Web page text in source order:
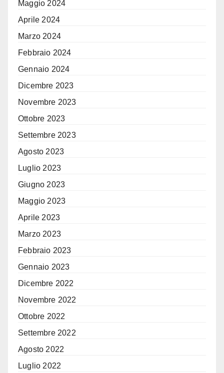
Maggio 2024
Aprile 2024
Marzo 2024
Febbraio 2024
Gennaio 2024
Dicembre 2023
Novembre 2023
Ottobre 2023
Settembre 2023
Agosto 2023
Luglio 2023
Giugno 2023
Maggio 2023
Aprile 2023
Marzo 2023
Febbraio 2023
Gennaio 2023
Dicembre 2022
Novembre 2022
Ottobre 2022
Settembre 2022
Agosto 2022
Luglio 2022